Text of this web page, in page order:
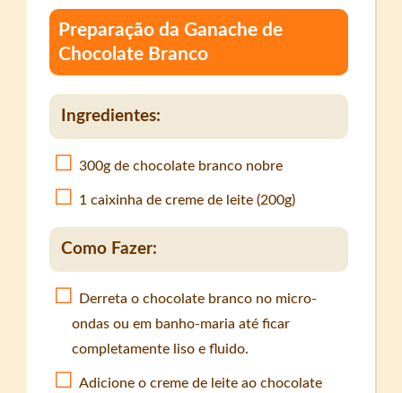
Preparação da Ganache de
Chocolate Branco
Ingredientes:
300g de chocolate branco nobre
1 caixinha de creme de leite (200g)
Como Fazer:
Derreta o chocolate branco no micro-
ondas ou em banho-maria até ficar
completamente liso e fluido.
Adicione o creme de leite ao chocolate